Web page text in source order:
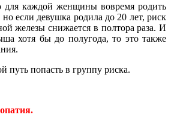
для каждой женщины вовремя родить
если девушка родила до 20 лет, риск
железы снижается в полтора раза. И
хотя бы до полугода, то это также
попасть в группу риска.